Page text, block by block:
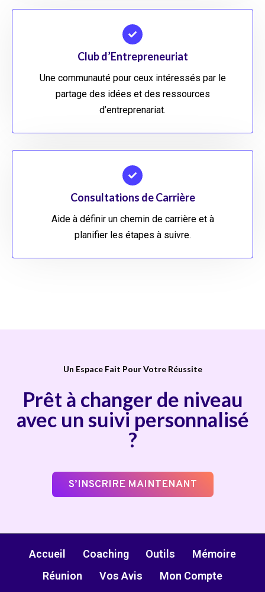
Club d’Entrepreneuriat
Une communauté pour ceux intéressés par le
partage des idées et des ressources
d’entreprenariat.
Consultations de Carrière
Aide à définir un chemin de carrière et à
planifier les étapes à suivre.
Un Espace Fait Pour Votre Réussite
Prêt à changer de niveau
avec un suivi personnalisé
?
S’INSCRIRE MAINTENANT
Accueil Coaching Outils
Mémoire
Réunion
Vos Avis Mon Compte